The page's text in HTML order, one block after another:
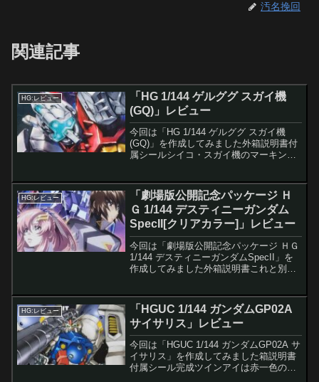
汚名挽回
関連記事
HG:レビュー
「HG 1/144 ゲルググ スガイ機
(GQ)」レビュー
今回は「HG 1/144 ゲルググ スガイ機
(GQ)」を作成してみました外箱説明書付
属シールシイコ・スガイ機のマーキング
クリアではないパーツ付属品とギミック
の確認付属品...
HG:レビュー
「劇場版公開記念パッケージ Ｈ
Ｇ 1/144 デスティニーガンダム
SpecII[クリアカラー]」レビュー
今回は「劇場版公開記念パッケージ ＨＧ
1/144 デスティニーガンダムSpecII」を
作成してみました外箱説明書これと別に
属品やギミックの確認高エネルギービー
ムライフ...
HG:レビュー
「HGUC 1/144 ガンダムGP02A
サイサリス」レビュー
今回は「HGUC 1/144 ガンダムGP02A サ
イサリス」を作成してみました箱説明書
付属シール完成ツインアイは赤一色のパ